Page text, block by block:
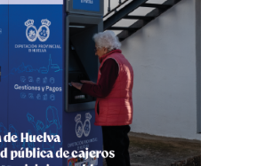
DE LAS FIESTAS
2026
Huelvatv